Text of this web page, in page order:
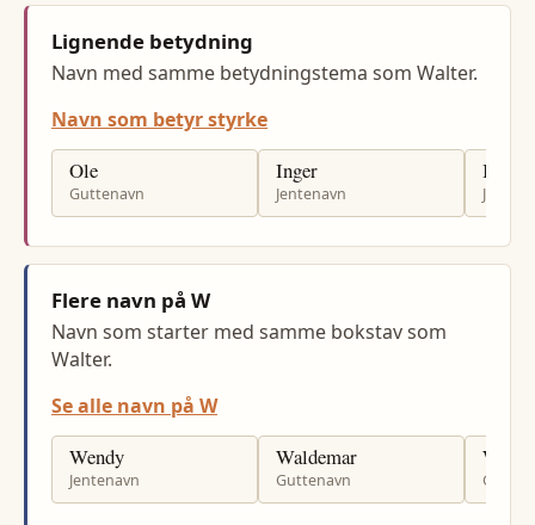
Lignende betydning
Navn med samme betydningstema som Walter.
Navn som betyr styrke
Ole
Guttenavn
Inger
Jentenavn
Ingrid
Flere navn på W
Navn som starter med samme bokstav som
Walter.
Se alle navn på W
Wendy
Jentenavn
Waldemar
Guttenavn
Wiggo